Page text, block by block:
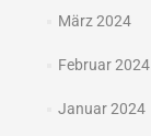
März 2024
Februar 2024
Januar 2024